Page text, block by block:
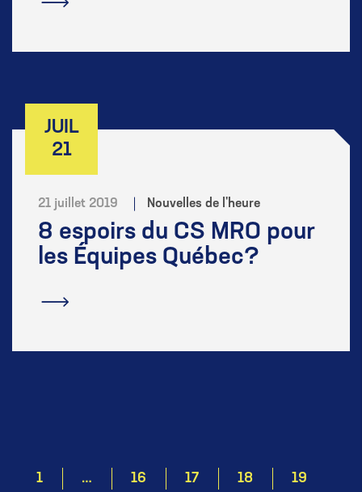
JUIL
21
21 juillet 2019 Nouvelles de l'heure
8 espoirs du CS MRO pour
les Équipes Québec?
1 … 16 17 18 19